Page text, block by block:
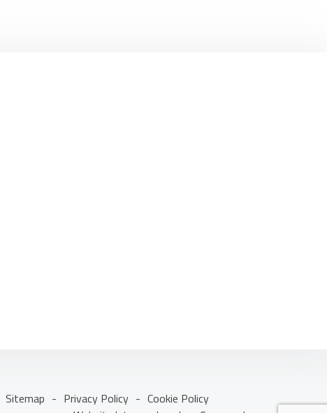
Sitemap - Privacy Policy -
Cookie Policy